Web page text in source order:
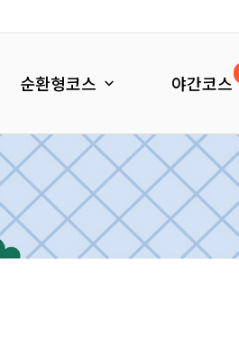
순환형코스 야간코스